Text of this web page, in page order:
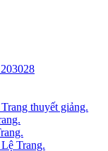
thuyết giảng.
Trang.